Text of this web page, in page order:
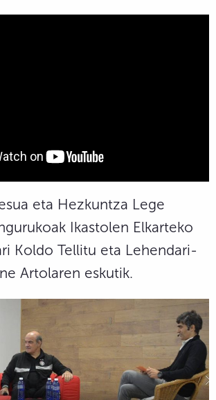
eta Hezkuntza Lege
Ikastolen Elkarteko
Koldo Tellitu eta Lehendari-
Artolaren eskutik.